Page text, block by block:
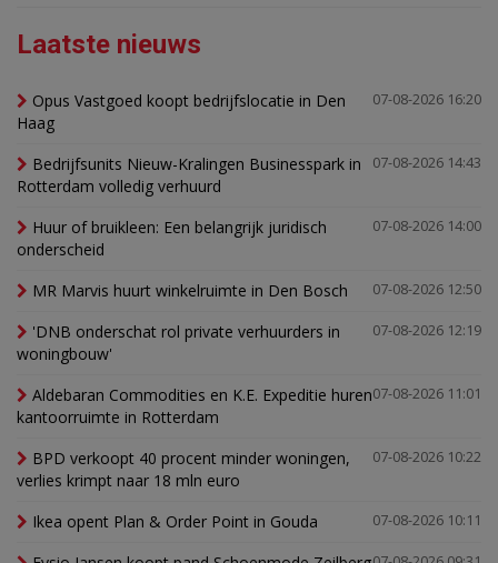
Laatste nieuws
07-08-2026 16:20
Opus Vastgoed koopt bedrijfslocatie in Den
Haag
07-08-2026 14:43
Bedrijfsunits Nieuw-Kralingen Businesspark in
Rotterdam volledig verhuurd
07-08-2026 14:00
Huur of bruikleen: Een belangrijk juridisch
onderscheid
07-08-2026 12:50
MR Marvis huurt winkelruimte in Den Bosch
07-08-2026 12:19
'DNB onderschat rol private verhuurders in
woningbouw'
07-08-2026 11:01
Aldebaran Commodities en K.E. Expeditie huren
kantoorruimte in Rotterdam
07-08-2026 10:22
BPD verkoopt 40 procent minder woningen,
verlies krimpt naar 18 mln euro
07-08-2026 10:11
Ikea opent Plan & Order Point in Gouda